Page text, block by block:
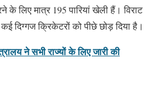
के लिए मात्र 195 पारियां खेली हैं। विराट
दिग्गज क्रिकेटरों को पीछे छोड़ दिया है।
ने सभी राज्यों के लिए जारी की